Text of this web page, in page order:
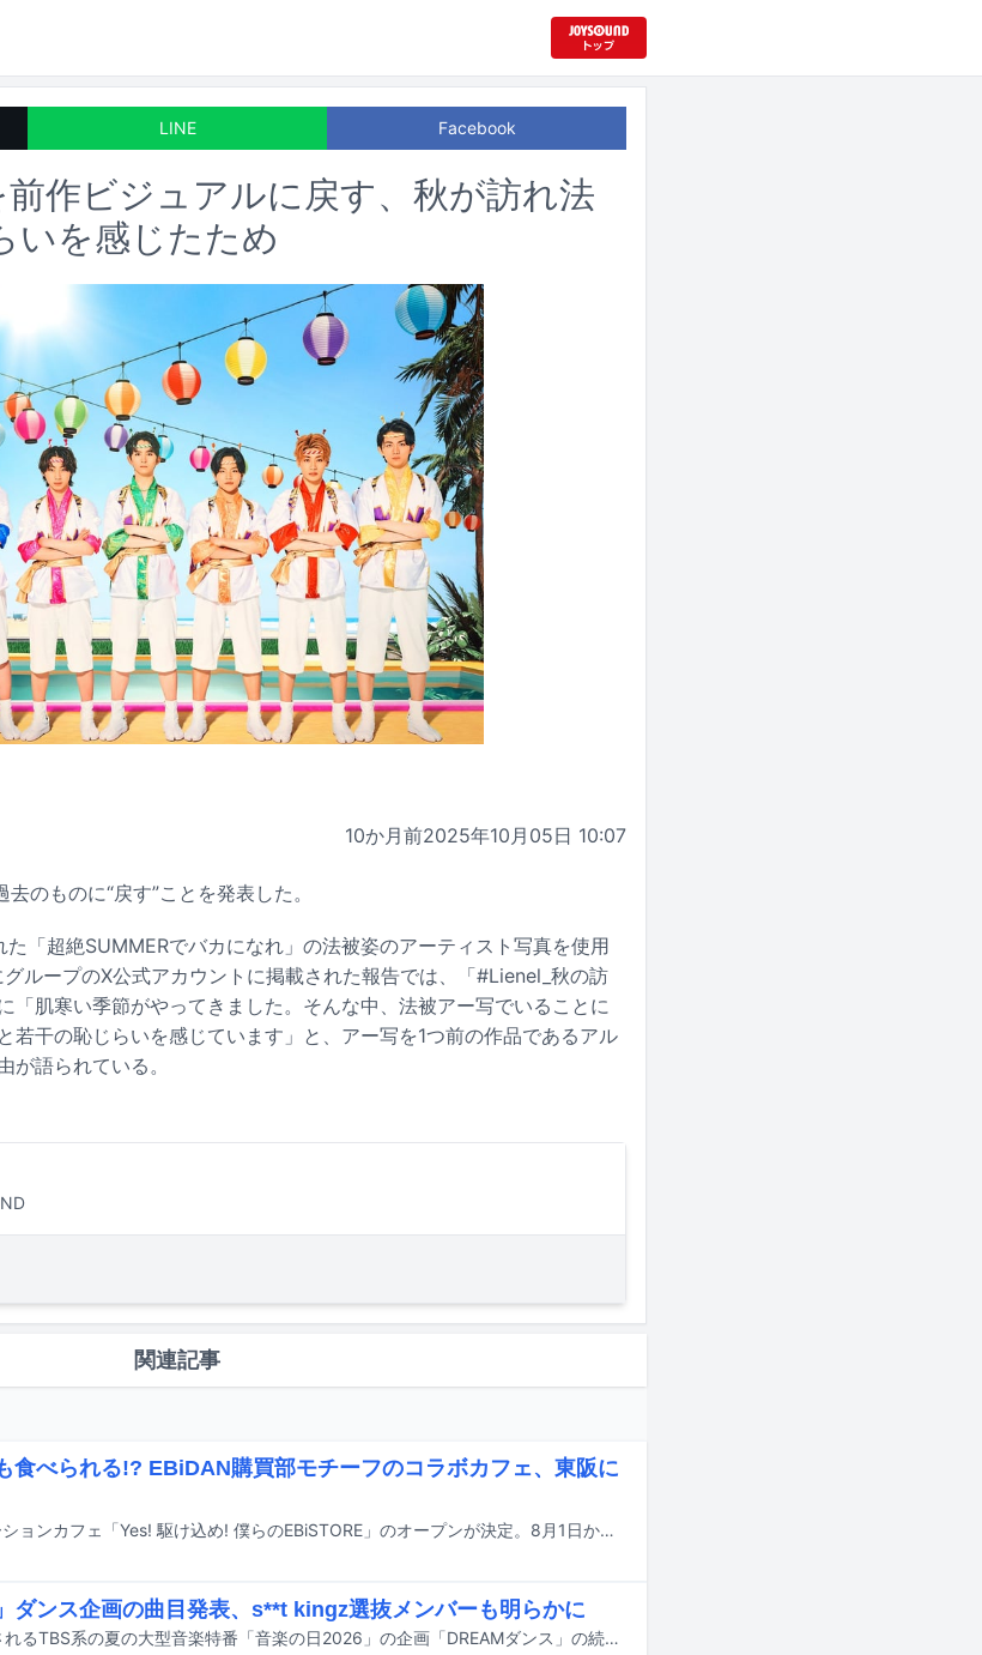
LINE Facebook
作ビジュアルに戻す、秋が訪れ法
いを感じたため
10か月前2025年10月05日 10:07
のものに“戻す”ことを発表した。
「超絶SUMMERでバカになれ」の法被姿のアーティスト写真を使用
ループのX公式アカウントに掲載された報告では、「#Lienel_秋の訪
「肌寒い季節がやってきました。そんな中、法被アー写でいることに
若干の恥じらいを感じています」と、アー写を1つ前の作品であるアル
が語られている。
関連記事
食べられる!? EBiDAN購買部モチーフのコラボカフェ、東阪に
EBiDANのコラボレーションカフェ「Yes! 駆け込め! 僕らのEBiSTORE」のオープンが決定。8月1日から16日までの期間、東京・SHIBUYA TSUTAYAをメイン会場に実施され、大阪・LE GARAGE 梅田 蔦屋書店でもサテライト開催される。
ダンス企画の曲目発表、s**t kingz選抜メンバーも明らかに
7月18日にオンエアされるTBS系の夏の大型音楽特番「音楽の日2026」の企画「DREAMダンス」の続報が明らかに。番組の出演アーティスト第4弾やそのほかの企画詳細も発表された。